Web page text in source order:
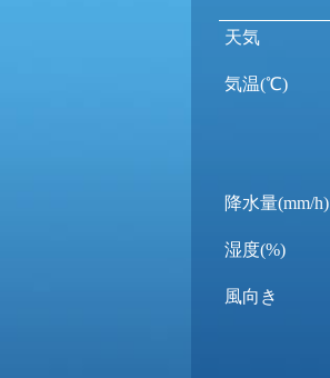
天気
気温(℃)
降水量(mm/h)
湿度(%)
風向き